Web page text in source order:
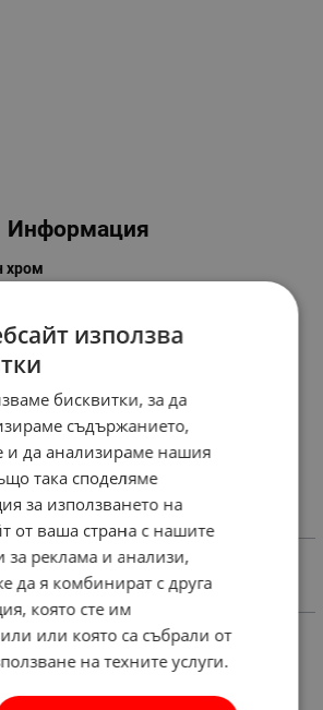
Информация
хром
използва
бисквитки, за да
съдържанието,
и да анализираме нашия
така споделяме
за използването на
от ваша страна с нашите
за реклама и анализи,
да я комбинират с друга
която сте им
или която са събрали от
на техните услуги.